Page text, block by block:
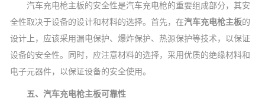
汽车充电枪主板的安全性是汽车充电枪的重要组成部分，其安
全性取决于设备的设计和材料的选择。首先，在汽车充电枪主板的
设计上，应该采用漏电保护、爆炸保护、热源保护等技术，以保证
设备的安全性。同时，应注意材料的选择，采用优质的绝缘材料和
电子元器件，以保证设备的安全使用。
五、汽车充电枪主板可靠性